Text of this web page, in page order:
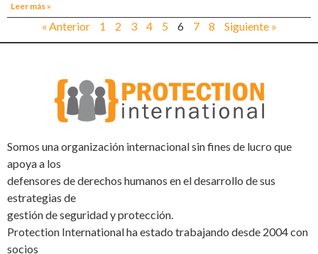
Leer más »
« Anterior 1 2 3 4 5 6 7 8 Siguiente »
Somos una organización internacional sin fines de lucro que
apoya a los
defensores de derechos humanos en el desarrollo de sus
estrategias de
gestión de seguridad y protección.
Protection International ha estado trabajando desde 2004 con
socios